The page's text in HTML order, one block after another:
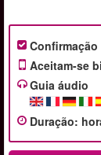
Aceitam-se
Guia áudio
Duração: